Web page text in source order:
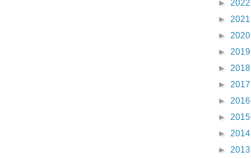
► 2022
► 2021
► 2020
► 2019
► 2018
► 2017
► 2016
► 2015
► 2014
► 2013